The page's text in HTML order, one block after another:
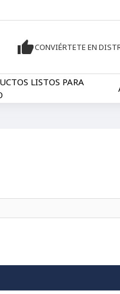
CONVIÉRTETE EN
LISTOS PARA